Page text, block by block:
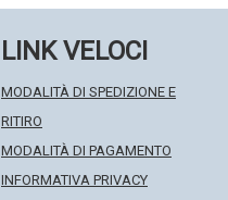
LINK VELOCI
MODALITÀ DI SPEDIZIONE E
RITIRO
MODALITÀ DI PAGAMENTO
INFORMATIVA PRIVACY